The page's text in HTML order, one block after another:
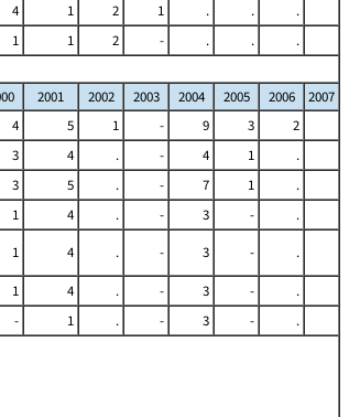
4 1 2 1 . .
.
1 1 2 - . .
.
2001 2002 2003 2004 2005 2006
2007
4 5 1 - 9 3
2
3 4 . - 4 1
.
3 5 . - 7 1
.
1 4 . - 3 -
.
1 4 . - 3 -
.
1 4 . - 3 -
.
- 1 . - 3 -
.